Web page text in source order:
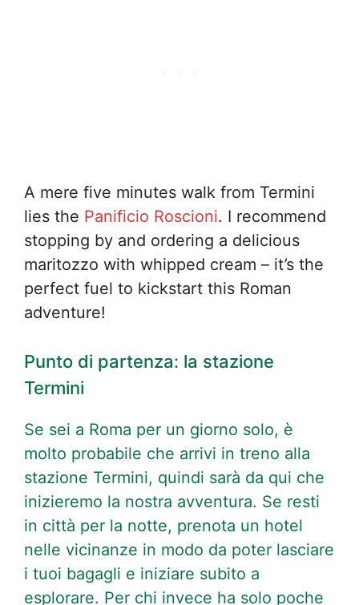
A mere five minutes walk from Termini
lies the Panificio Roscioni. I recommend
stopping by and ordering a delicious
maritozzo with whipped cream – it’s the
perfect fuel to kickstart this Roman
adventure!
Punto di partenza: la stazione
Termini
Se sei a Roma per un giorno solo, è
molto probabile che arrivi in treno alla
stazione Termini, quindi sarà da qui che
inizieremo la nostra avventura. Se resti
in città per la notte, prenota un hotel
nelle vicinanze in modo da poter lasciare
i tuoi bagagli e iniziare subito a
esplorare. Per chi invece ha solo poche